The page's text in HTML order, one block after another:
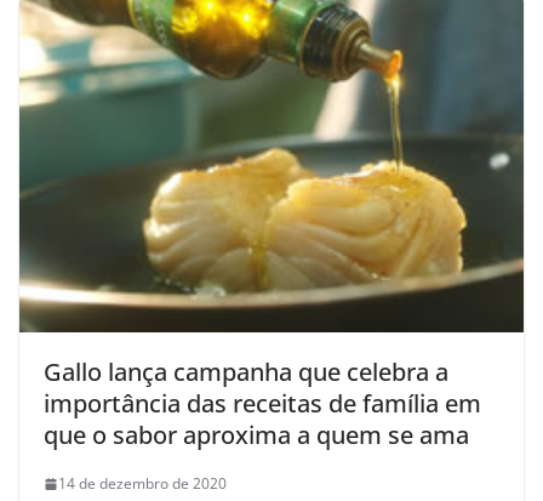
Gallo lança campanha que celebra a
importância das receitas de família em
que o sabor aproxima a quem se ama
14 de dezembro de 2020